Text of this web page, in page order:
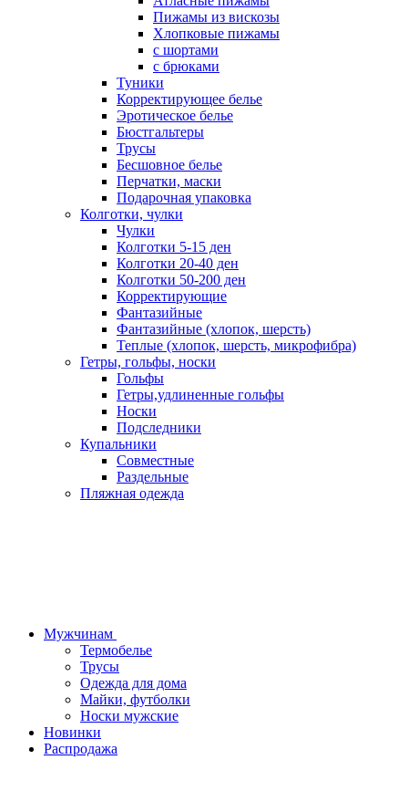
Пижамы из вискозы
Хлопковые пижамы
с шортами
с брюками
Туники
Корректирующее белье
Эротическое белье
Бюстгальтеры
Трусы
Бесшовное белье
Перчатки, маски
Подарочная упаковка
Колготки, чулки
Чулки
Колготки 5-15 ден
Колготки 20-40 ден
Колготки 50-200 ден
Корректирующие
Фантазийные
Фантазийные (хлопок, шерсть)
Теплые (хлопок, шерсть, микрофибра)
Гетры, гольфы, носки
Гольфы
Гетры,удлиненные гольфы
Носки
Подследники
Купальники
Совместные
Раздельные
Пляжная одежда
Мужчинам
Термобелье
Трусы
Одежда для дома
Майки, футболки
Носки мужские
Новинки
Распродажа